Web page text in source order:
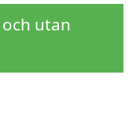
utan